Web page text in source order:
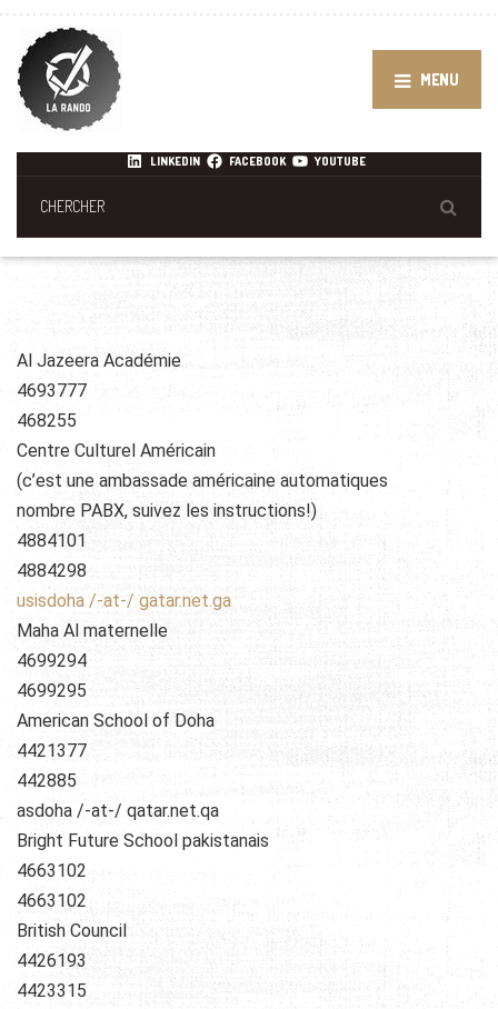
MENU
LINKEDIN FACEBOOK YOUTUBE
Al Jazeera Académie
4693777
468255
Centre Culturel Américain
(c’est une ambassade américaine automatiques
nombre PABX, suivez les instructions!)
4884101
4884298
usisdoha /-at-/ gatar.net.ga
Maha Al maternelle
4699294
4699295
American School of Doha
4421377
442885
asdoha /-at-/ qatar.net.qa
Bright Future School pakistanais
4663102
4663102
British Council
4426193
4423315